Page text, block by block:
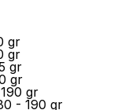
gr
gr
gr
gr
gr
- 190 gr